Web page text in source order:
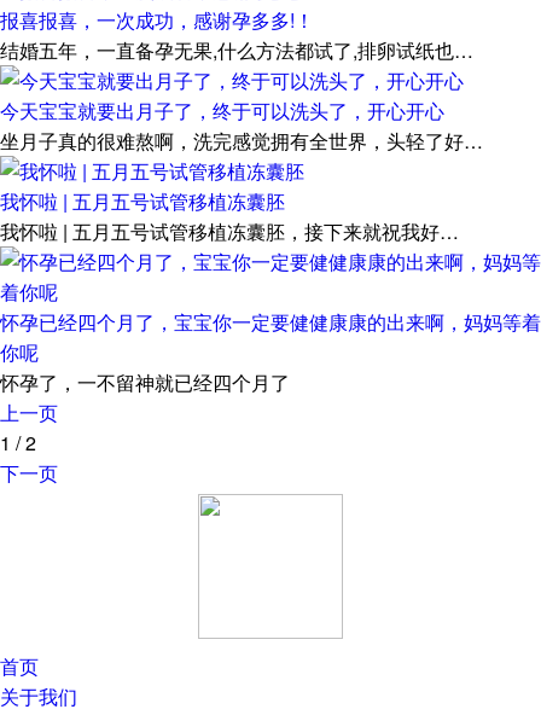
报喜报喜，一次成功，感谢孕多多!！
结婚五年，一直备孕无果,什么方法都试了,排卵试纸也…
今天宝宝就要出月子了，终于可以洗头了，开心开心
坐月子真的很难熬啊，洗完感觉拥有全世界，头轻了好…
我怀啦 | 五月五号试管移植冻囊胚
我怀啦 | 五月五号试管移植冻囊胚，接下来就祝我好…
怀孕已经四个月了，宝宝你一定要健健康康的出来啊，妈妈等着
你呢
怀孕了，一不留神就已经四个月了
上一页
1 /2
下一页
首页
关于我们